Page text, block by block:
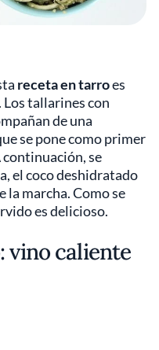
receta en tarroes
tallarines con
de una
se pone como primer
se
el coco deshidratado
la marcha. Como se
es delicioso.
vino caliente